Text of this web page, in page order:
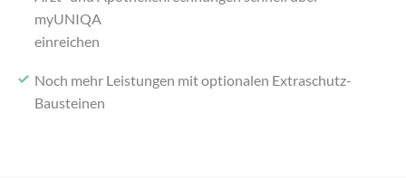
myUNIQA
einreichen
Noch mehr Leistungen mit optionalen Extraschutz-
Bausteinen